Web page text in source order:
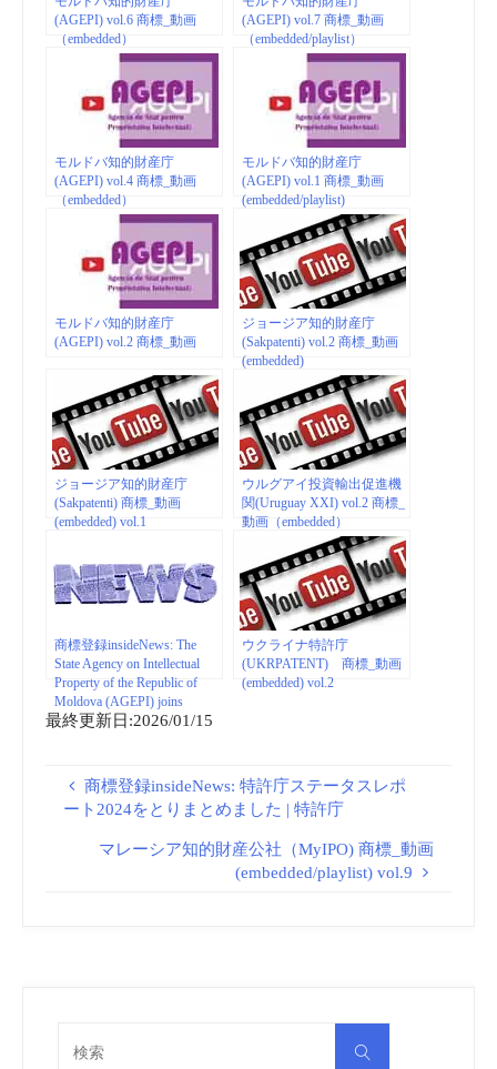
(AGEPI) vol.6 商標_動画
（embedded）
(AGEPI) vol.7 商標_動画
（embedded/playlist）
モルドバ知的財産庁
(AGEPI) vol.4 商標_動画
（embedded）
モルドバ知的財産庁
(AGEPI) vol.1 商標_動画
(embedded/playlist)
モルドバ知的財産庁
(AGEPI) vol.2 商標_動画
ジョージア知的財産庁
(Sakpatenti) vol.2 商標_動画
(embedded)
ジョージア知的財産庁
(Sakpatenti) 商標_動画
(embedded) vol.1
ウルグアイ投資輸出促進機
関(Uruguay XXI) vol.2 商標_
動画（embedded）
商標登録insideNews: The
State Agency on Intellectual
Property of the Republic of
Moldova (AGEPI) joins
TMclass | EUIPO
ウクライナ特許庁
(UKRPATENT) 商標_動画
(embedded) vol.2
最終更新日:2026/01/15
商標登録insideNews: 特許庁ステータスレポ
ート2024をとりまとめました | 特許庁
マレーシア知的財産公社（MyIPO) 商標_動画
(embedded/playlist) vol.9
検